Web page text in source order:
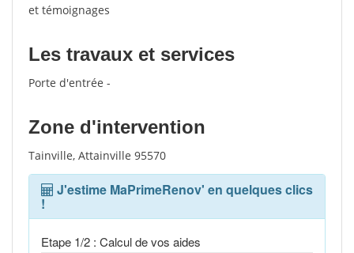
et témoignages
Les travaux et services
Porte d'entrée -
Zone d'intervention
Tainville, Attainville 95570